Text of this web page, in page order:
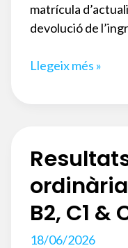
matrícula
devolució de
Sol·licitud
25-
26(
alumant
PIA+)
Llegeix més »
B2, C1 &
18/06/2026